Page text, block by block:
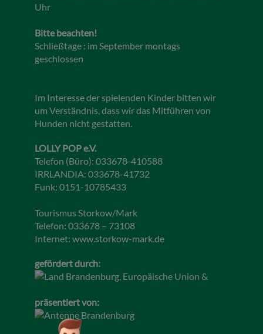
Uhr
Bitte beachten!
Schließtage : im September montags
geschlossen
Im Interesse der spielenden Kinder bitten wir
um Verständnis, dass wir das Mitführen von
Hunden nicht gestatten.
LOLLY POP e.V.
Telefon (Büro): 033678-410588
IRRLANDIA: 033678-41732
Funk: 0151-10785433
Tourismus Storkow/Mark
Telefon: 033678 – 73108
Internet: www.storkow-mark.de
gefördert durch:
präsentiert von: